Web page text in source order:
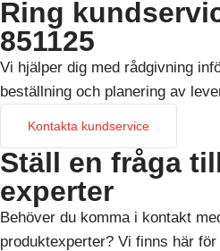
Ring
851125
Vi hjälper dig med rådgivning
beställning och planering av
Kontakta kundservice
Ställ en fråga
experter
Behöver du komma i kontakt
produktexperter? Vi finns här